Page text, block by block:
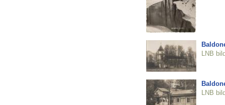
LNB
LNB